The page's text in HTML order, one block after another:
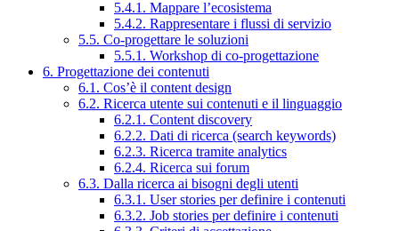
5.4.1. Mappare l’ecosistema
5.4.2. Rappresentare i flussi di servizio
5.5. Co-progettare le soluzioni
5.5.1. Workshop di co-progettazione
6. Progettazione dei contenuti
6.1. Cos’è il content design
6.2. Ricerca utente sui contenuti e il linguaggio
6.2.1. Content discovery
6.2.2. Dati di ricerca (search keywords)
6.2.3. Ricerca tramite analytics
6.2.4. Ricerca sui forum
6.3. Dalla ricerca ai bisogni degli utenti
6.3.1. User stories per definire i contenuti
6.3.2. Job stories per definire i contenuti